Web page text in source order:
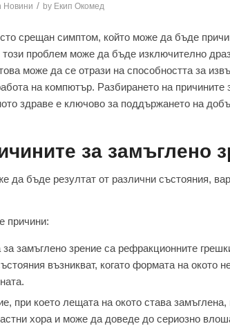
Новини / by Екип Окомед
срещан симптом, който може да бъде
проблем може да бъде изключително
може да се отрази на способността за
на компютър. Разбирането на причините
здраве е ключово за поддържането на
за замъглено
да бъде резултат от различни състояния,
причини:
замъглено зрение са рефракционните
възникват, когато формата на окото
при което лещата на окото става
хора и може да доведе до сериозно